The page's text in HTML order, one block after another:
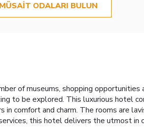
MÜSAIT ODALARI BULUN
of museums, shopping opportunities
to be explored. This luxurious hotel
comfort and charm. The rooms are
this hotel delivers the utmost